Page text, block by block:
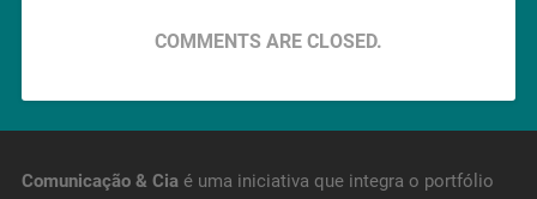
COMMENTS ARE CLOSED.
Comunicação & Ciaé uma iniciativa que integra o portfólio